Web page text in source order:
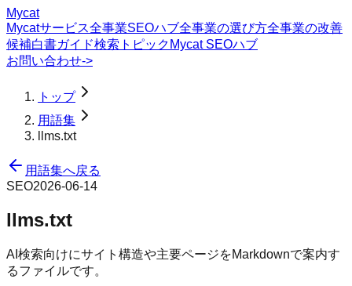
Mycat
Mycatサービス全事業SEOハブ全事業の選び方全事業の改善
候補白書ガイド検索トピック Mycat SEOハブ
お問い合わせ->
トップ
用語集
llms.txt
用語集へ戻る
SEO2026-06-14
llms.txt
AI検索向けにサイト構造や主要ページをMarkdownで案内す
るファイルです。